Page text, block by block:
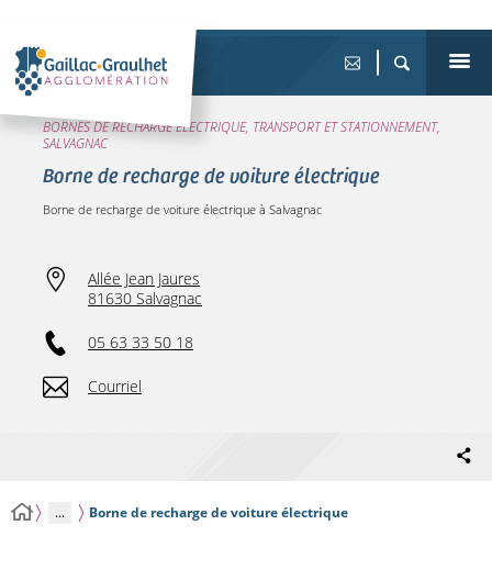
BORNES DE RECHARGE ÉLECTRIQUE, TRANSPORT ET STATIONNEMENT,
SALVAGNAC
Borne de recharge de voiture électrique
Borne de recharge de voiture électrique à Salvagnac
Allée Jean Jaures
81630 Salvagnac
05 63 33 50 18
Courriel
... Borne de recharge de voiture électrique